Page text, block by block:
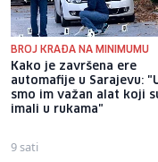
BROJ KRAĐA NA MINIMUMU
Kako je završena ere
automafije u Sarajevu:
smo im važan alat koji
imali u rukama"
9 sati